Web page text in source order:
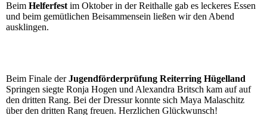
Beim Helferfest im Oktober in der Reithalle gab es leckeres Essen
und beim gemütlichen Beisammensein ließen wir den Abend
ausklingen.
Beim Finale derJugendförderprüfung Reiterring Hügelland
Springen siegte Ronja Hogen und Alexandra Britsch kam auf auf
den dritten Rang. Bei der Dressur konnte sich Maya Malaschitz
über den dritten Rang freuen. Herzlichen Glückwunsch!